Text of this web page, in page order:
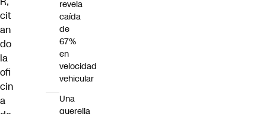
cit
an
do
la
ofi
cin
a
revela
caída
de
67%
en
velocidad
vehicular
Una
querella